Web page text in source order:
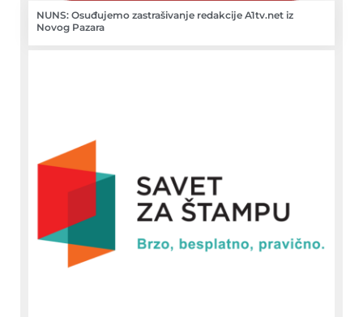
NUNS: Osuđujemo zastrašivanje redakcije A1tv.net iz
Novog Pazara